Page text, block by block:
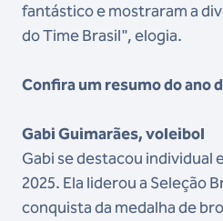
fantástico e mostraram a
do Time Brasil", elogia.
Confira um resumo do ano
Gabi Guimarães, voleibol
Gabi se destacou individual
2025. Ela liderou a Seleção
conquista da medalha de